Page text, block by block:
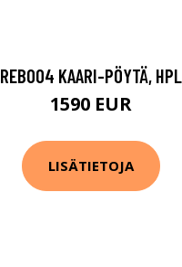
REB004 KAARI-PÖYTÄ, HPL
1590 EUR
LISÄTIETOJA